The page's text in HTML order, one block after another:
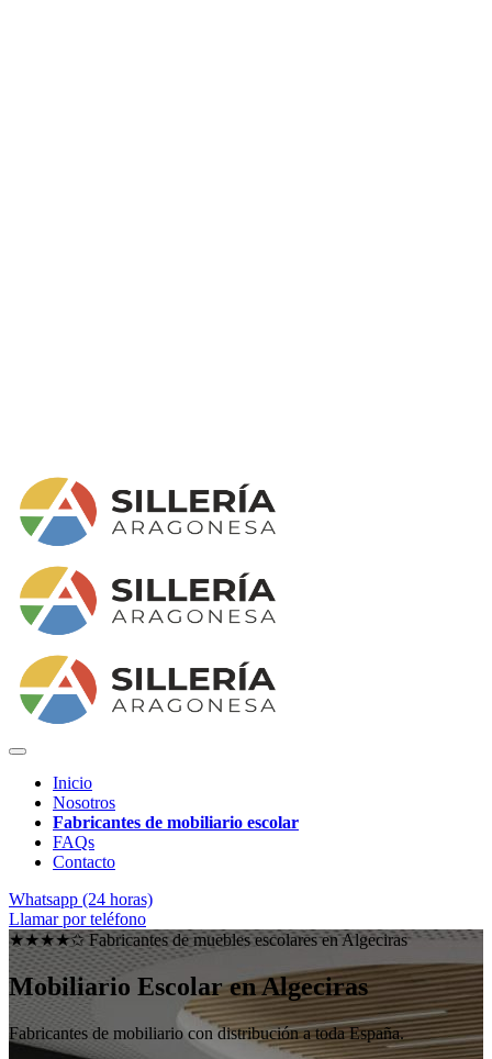
Inicio
Nosotros
Fabricantes de mobiliario escolar
FAQs
Contacto
Whatsapp (24 horas)
Llamar por teléfono
★★★★✩ Fabricantes de muebles escolares enAlgeciras
Mobiliario Escolar en Algeciras
Fabricantes de mobiliario con distribución a toda España.